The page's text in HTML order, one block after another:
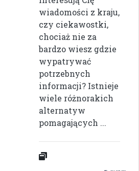
wiadomości z kraju,
czy ciekawostki,
chociaż nie za
bardzo wiesz gdzie
wypatrywać
potrzebnych
informacji? Istnieje
wiele różnorakich
alternatyw
pomagających ...